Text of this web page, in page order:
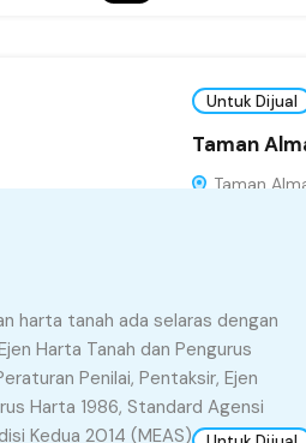
5
Untuk Dijual
Taman
Taman
harta tanah ada selaras dengan
Harta Tanah dan Pengurus
Penilai, Pentaksir, Ejen
Harta 1986, Standard Agensi
Kedua 2014 (MEAS) dan juga